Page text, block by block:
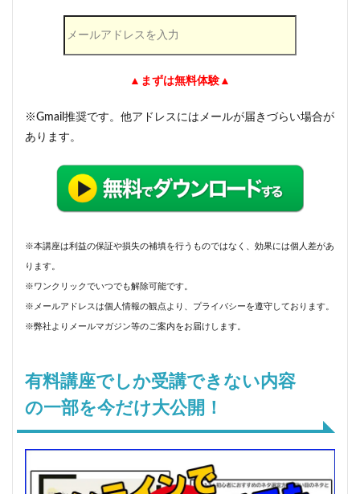
▲まずは無料体験▲
※Gmail推奨です。他アドレスにはメールが届きづらい場合が
あります。
※本講座は利益の保証や損失の補填を行うものではなく、効果には個人差があ
ります。
※ワンクリックでいつでも解除可能です。
※メールアドレスは個人情報の観点より、プライバシーを遵守しております。
※弊社よりメールマガジン等のご案内をお届けします。
有料講座でしか受講できない内容
の一部を今だけ大公開！